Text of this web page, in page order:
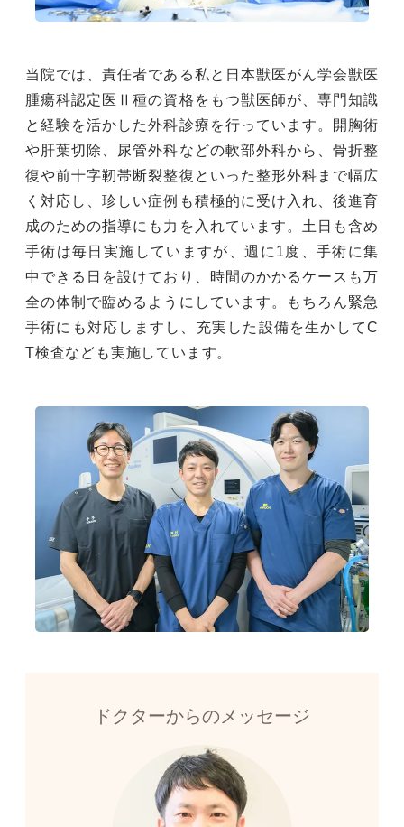
当院では、責任者である私と日本獣医がん学会獣医
腫瘍科認定医Ⅱ種の資格をもつ獣医師が、専門知識
と経験を活かした外科診療を行っています。開胸術
や肝葉切除、尿管外科などの軟部外科から、骨折整
復や前十字靭帯断裂整復といった整形外科まで幅広
く対応し、珍しい症例も積極的に受け入れ、後進育
成のための指導にも力を入れています。土日も含め
手術は毎日実施していますが、週に1度、手術に集
中できる日を設けており、時間のかかるケースも万
全の体制で臨めるようにしています。もちろん緊急
手術にも対応しますし、充実した設備を生かしてC
T検査なども実施しています。
ドクターからのメッセージ